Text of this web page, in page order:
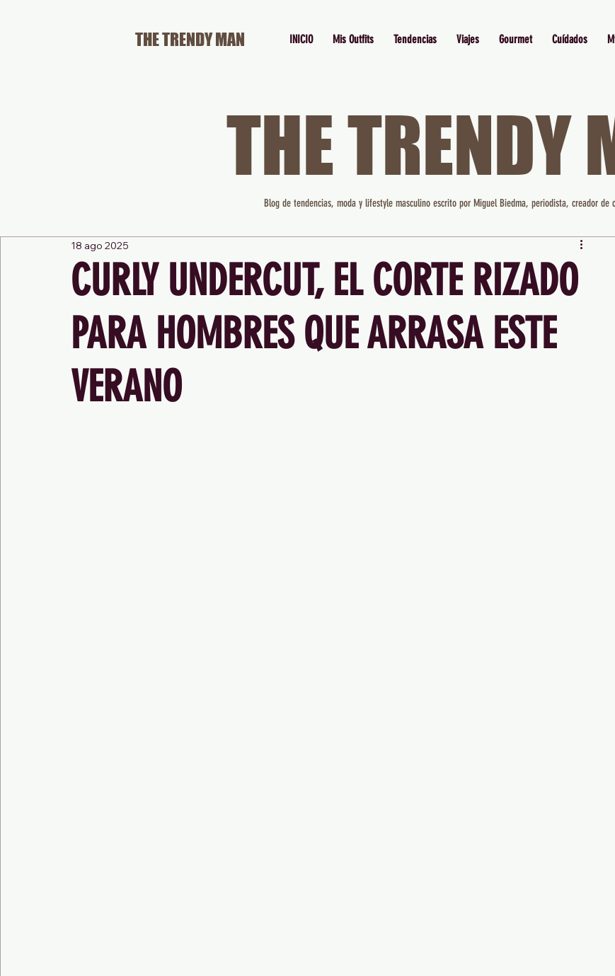
INICIO Mis Outfits Tendencias Viajes Gourmet Cuídados
THE TRENDY MAN
CURLY UNDERCUT, EL CORTE RIZADO
PARA HOMBRES QUE ARRASA ESTE
VERANO
18 ago 2025
Blog de tendencias, moda y lifestyle masculino escrito por Miguel Biedma, periodista, creador de
THE TRENDY